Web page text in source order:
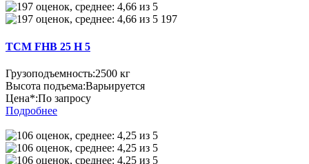
197
TCM FHB 25 H 5
Грузоподъемность:2500 кг
Высота подъема:Варьируется
Цена*:По запросу
Подробнее